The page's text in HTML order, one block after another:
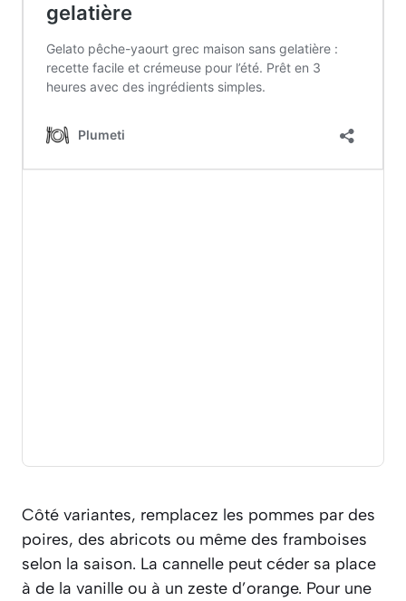
Côté variantes, remplacez les pommes par des
poires, des abricots ou même des framboises
selon la saison. La cannelle peut céder sa place
à de la vanille ou à un zeste d’orange. Pour une